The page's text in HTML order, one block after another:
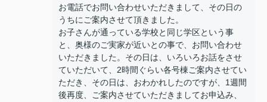
お電話でお問い合わせいただきまして、その日の
うちにご案内させて頂きました。
お子さんが通っている学校と同じ学区という事
と、奥様のご実家が近いとの事で、お問い合わせ
いただきました。その日は、いろいろお話をさせ
ていただいて、2時間ぐらい各号棟ご案内させてい
ただき、その日は、おわかれしたのですが、1週間
後再度、ご案内させていただきましてお申込み、